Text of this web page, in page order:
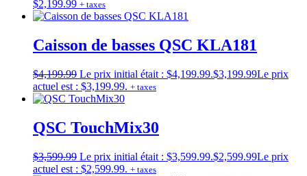
$2,199.99 + taxes
Caisson de basses QSC KLA181
$4,199.99 Le prix initial était : $4,199.99.$3,199.99Le prix
actuel est : $3,199.99. + taxes
QSC TouchMix30
$3,599.99 Le prix initial était : $3,599.99.$2,599.99Le prix
actuel est : $2,599.99. + taxes